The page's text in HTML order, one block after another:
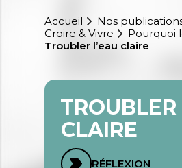
Accueil
Nos
Croire & Vivre
Pourquoi
Troubler l’eau claire
TROUBLER
CLAIRE
RÉFLEXION